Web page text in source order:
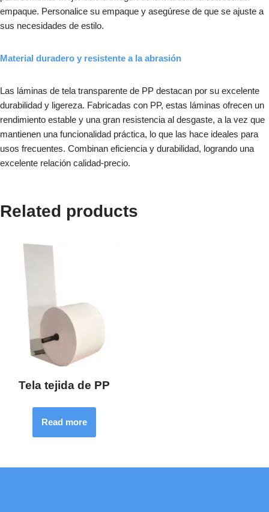
empaque. Personalice su empaque y asegúrese de que se ajuste a
sus necesidades de estilo.
Material duradero y resistente a la abrasión
Las láminas de tela transparente de PP destacan por su excelente
durabilidad y ligereza. Fabricadas con PP, estas láminas ofrecen un
rendimiento estable y una gran resistencia al desgaste, a la vez que
mantienen una funcionalidad práctica, lo que las hace ideales para
usos frecuentes. Combinan eficiencia y durabilidad, logrando una
excelente relación calidad-precio.
Related products
Tela tejida de PP
Read more